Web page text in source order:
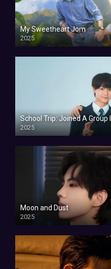
My Sweetheart Jom
2025
School Trip: Joined A Group
2025
Moon and Dust
2025